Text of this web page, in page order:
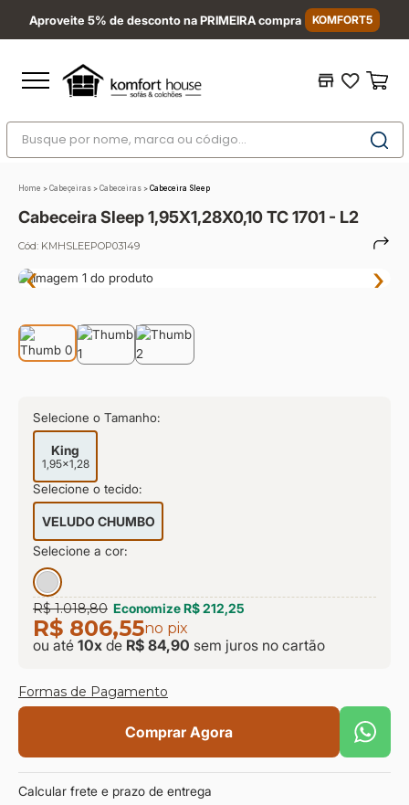
Aproveite 5% de desconto na PRIMEIRA compra KOMFORT5
Home > Cabeçeiras > Cabeceiras > Cabeceira Sleep
Cabeceira Sleep 1,95X1,28X0,10 TC 1701 - L2
Cód: KMHSLEEPOP03149
‹ ›
Selecione o Tamanho:
King
1,95x1,28
Selecione o tecido:
VELUDO CHUMBO
Selecione a cor:
R$ 1.018,80 EconomizeR$ 212,25
R$ 806,55no pix
ou até 10x de R$ 84,90 sem juros no cartão
Formas de Pagamento
Comprar Agora
Calcular frete e prazo de entrega
º
sofá cama
6º
sofá canto
sevilha
prisma